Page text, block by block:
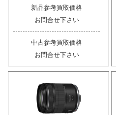
新品参考買取価格
お問合せ下さい
中古参考買取価格
お問合せ下さい